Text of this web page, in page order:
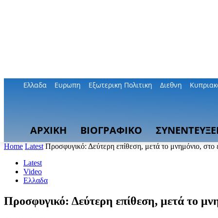
Ελλαδα Ευρωπη Εξωτερικη Πολιτικη Διεθνη
ΑΡΧΙΚΗ ΒΙΟΓΡΑΦΙΚΟ
Home Latest Προσφυγικό: Δεύτερη επίθεση, μετά το μνημόνιο, στο
Latest
Video
Ελλαδα
Προσφυγικό: Δεύτερη επίθεση, μετά το